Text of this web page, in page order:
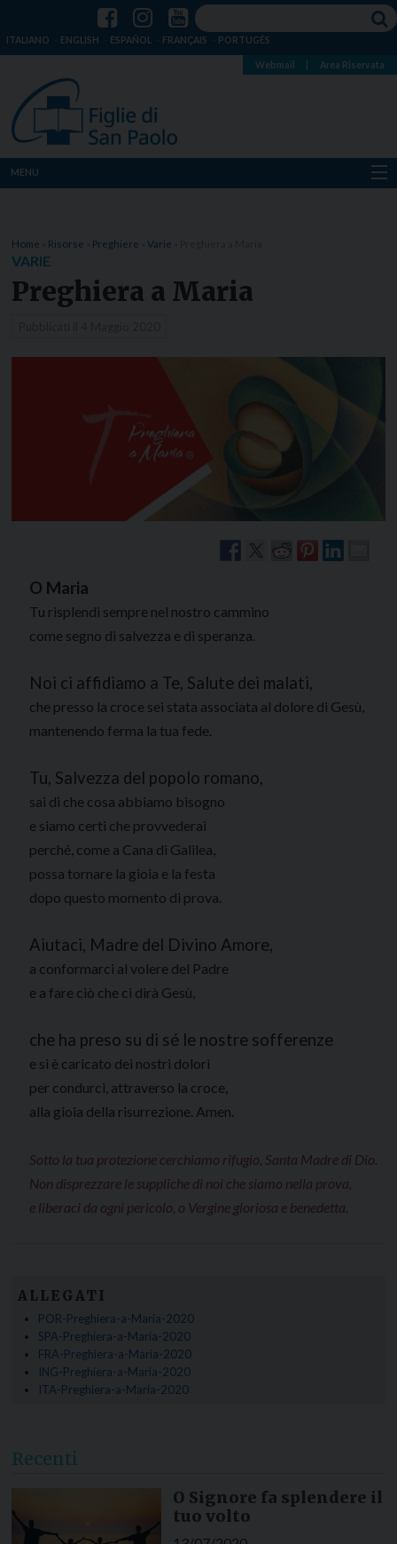
ITALIANO ENGLISH ESPAÑOL FRANÇAIS PORTUGÊS
Webmail Area Riservata
MENU
Dove siamo
Notizie
Home Risorse Preghiere Varie
VARIE
Preghiera a Maria
O Maria
Tu risplendi sempre nel nostro cammino
come segno di salvezza e di speranza.
Noi ci affidiamo a Te, Salute dei malati,
che presso la croce sei stata associata al dolore di Gesù,
mantenendo ferma la tua fede.
Tu, Salvezza del popolo romano,
sai di che cosa abbiamo bisogno
e siamo certi che provvederai
perché, come a Cana di Galilea,
possa tornare la gioia e la festa
dopo questo momento di prova.
Aiutaci, Madre del Divino Amore,
a conformarci al volere del Padre
e a fare ciò che ci dirà Gesù,
che ha preso su di sé le nostre sofferenze
e si è caricato dei nostri dolori
per condurci, attraverso la croce,
alla gioia della risurrezione. Amen.
Sotto la tua protezione cerchiamo rifugio, Santa Madre di Dio.
Non disprezzare le suppliche di noi che siamo nella prova,
e liberaci da ogni pericolo, o Vergine gloriosa e benedetta.
ALLEGATI
POR-Preghiera-a-Maria-2020
SPA-Preghiera-a-Maria-2020
FRA-Preghiera-a-Maria-2020
ING-Preghiera-a-Maria-2020
ITA-Preghiera-a-Maria-2020
Recenti
O Signore fa splendere il
tuo volto